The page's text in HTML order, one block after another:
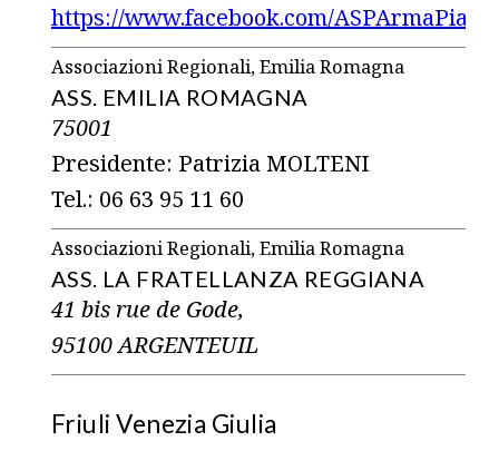
https://www.facebook.com/
Associazioni Regionali, Emilia Romagna
ASS. EMILIA ROMAGNA
75001
Presidente: Patrizia MOLTENI
Tel.: 06 63 95 11 60
Associazioni Regionali, Emilia Romagna
ASS. LA FRATELLANZA REGGIANA
41 bis rue de Gode,
95100 ARGENTEUIL
Friuli Venezia Giulia